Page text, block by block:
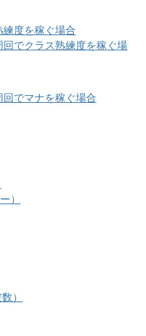
練度を稼ぐ場合
回でクラス熟練度を稼ぐ場
回でマナを稼ぐ場合
）
）